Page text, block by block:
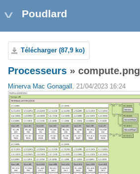
Poudlard
Télécharger (87,9 ko)
Processeurs » compute.png
Minerva Mac Gonagall , 21/04/2023 16:24